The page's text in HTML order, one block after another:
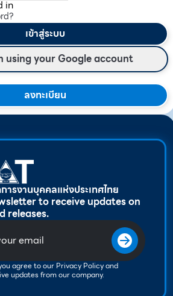
in
เข้าสู่ระบบ
using your Google account
ลงทะเบียน
ารงานบุคคลแห่งประเทศไทย
to receive updates on
releases.
agree to our Privacy Policy and
updates from our company.